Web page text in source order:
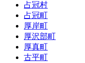
占冠村
占冠町
厚岸町
厚沢部町
厚真町
古平町